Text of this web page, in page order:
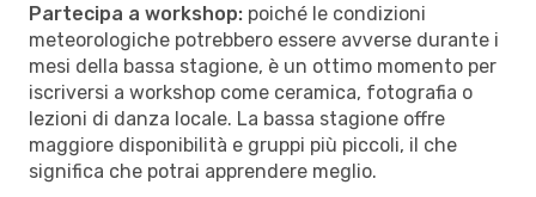
Partecipa a workshop: poiché le condizioni
meteorologiche potrebbero essere avverse durante i
mesi della bassa stagione, è un ottimo momento per
iscriversi a workshop come ceramica, fotografia o
lezioni di danza locale. La bassa stagione offre
maggiore disponibilità e gruppi più piccoli, il che
significa che potrai apprendere meglio.